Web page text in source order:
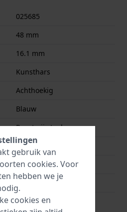
025685
48 mm
16.1 mm
Kunsthars
Achthoekig
Blauw
Roestvrij staal
Gedicht met schroefjes
Mineraal
Kunsthars
gebruik van
cookies. Voor
hebben we je
cookies en